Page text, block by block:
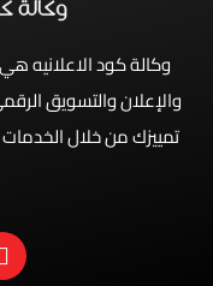
وكالة كود الاعلانيه
والإعلان والتسويق
تمييزك من خلال